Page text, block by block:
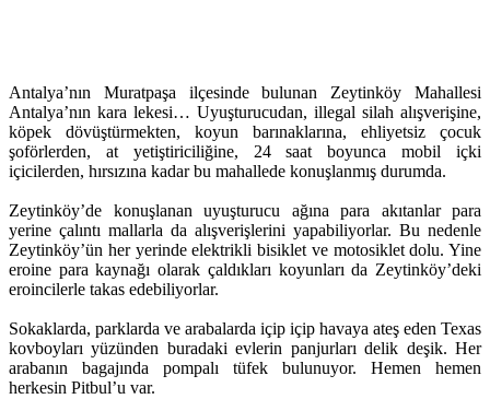
Antalya’nın Muratpaşa ilçesinde bulunan Zeytinköy Mahallesi
Antalya’nın kara lekesi… Uyuşturucudan, illegal silah alışverişine,
köpek dövüştürmekten, koyun barınaklarına, ehliyetsiz çocuk
şoförlerden, at yetiştiriciliğine, 24 saat boyunca mobil içki
içicilerden, hırsızına kadar bu mahallede konuşlanmış durumda.
Zeytinköy’de konuşlanan uyuşturucu ağına para akıtanlar para
yerine çalıntı mallarla da alışverişlerini yapabiliyorlar. Bu nedenle
Zeytinköy’ün her yerinde elektrikli bisiklet ve motosiklet dolu. Yine
eroine para kaynağı olarak çaldıkları koyunları da Zeytinköy’deki
eroincilerle takas edebiliyorlar.
Sokaklarda, parklarda ve arabalarda içip içip havaya ateş eden Texas
kovboyları yüzünden buradaki evlerin panjurları delik deşik. Her
arabanın bagajında pompalı tüfek bulunuyor. Hemen hemen
herkesin Pitbul’u var.